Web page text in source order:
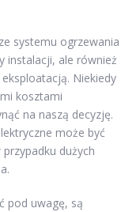
systemu ogrzewania
instalacji, ale również
Niekiedy
kosztami
na naszą decyzję.
może być
dużych
pod uwagę, są